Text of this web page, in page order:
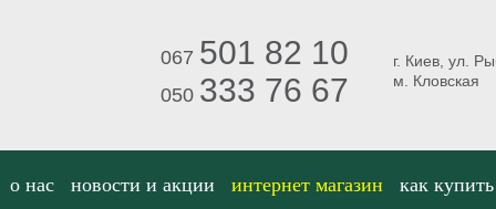
067 501 82 10
050 333 76 67
г. Киев, ул.
м. Кловская
о нас новости и акции интернет магазин как купить